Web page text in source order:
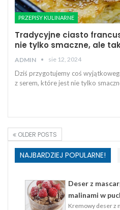
PRZEPISY KULINARNE
Tradycyjne ciasto
nie tylko smaczne, ale
ADMIN sie 12, 2024
Dziś przygotujemy coś
z serem, które jest nie tylko
OLDER POSTS
NAJBARDZIEJ POPULARNE!
Deser z
malinami w
Kremowy deser z